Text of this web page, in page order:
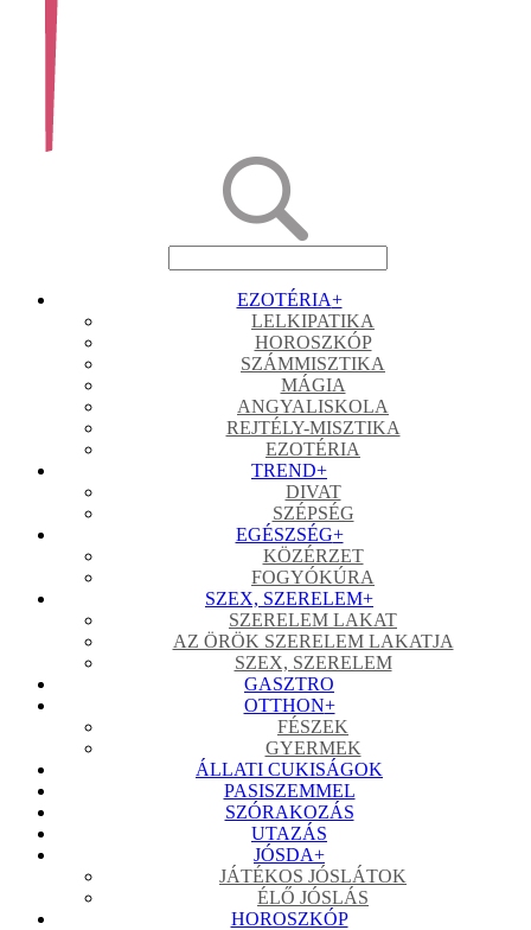
EZOTÉRIA+
LELKIPATIKA
HOROSZKÓP
SZÁMMISZTIKA
MÁGIA
ANGYALISKOLA
REJTÉLY-MISZTIKA
EZOTÉRIA
TREND+
DIVAT
SZÉPSÉG
EGÉSZSÉG+
KÖZÉRZET
FOGYÓKÚRA
SZEX, SZERELEM+
SZERELEM LAKAT
AZ ÖRÖK SZERELEM LAKATJA
SZEX, SZERELEM
GASZTRO
OTTHON+
FÉSZEK
GYERMEK
ÁLLATI CUKISÁGOK
PASISZEMMEL
SZÓRAKOZÁS
UTAZÁS
JÓSDA+
JÁTÉKOS JÓSLÁTOK
ÉLŐ JÓSLÁS
HOROSZKÓP